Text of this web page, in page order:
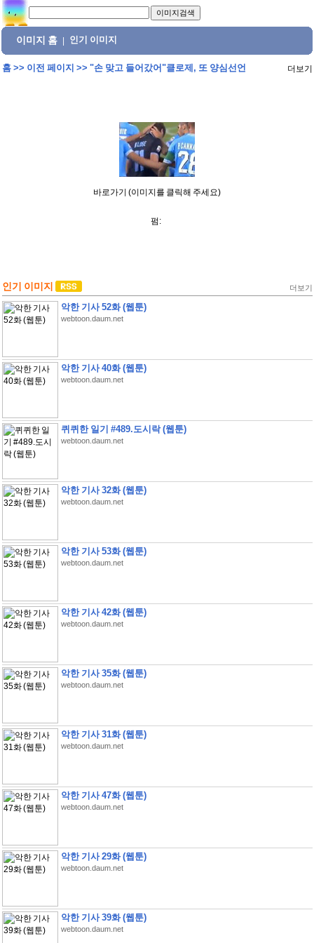
이미지 홈 인기 이미지
홈>> 이전 페이지 >> "손 맞고 들어갔어"클로제, 또 양심선언 더보기
바로가기 (이미지를 클릭해 주세요)
펌:
인기 이미지 더보기
악한 기사 52화 (웹툰)
webtoon.daum.net
악한 기사 40화 (웹툰)
webtoon.daum.net
퀴퀴한 일기 #489.도시락 (웹툰)
webtoon.daum.net
악한 기사 32화 (웹툰)
webtoon.daum.net
악한 기사 53화 (웹툰)
webtoon.daum.net
악한 기사 42화 (웹툰)
webtoon.daum.net
악한 기사 35화 (웹툰)
webtoon.daum.net
악한 기사 31화 (웹툰)
webtoon.daum.net
악한 기사 47화 (웹툰)
webtoon.daum.net
악한 기사 29화 (웹툰)
webtoon.daum.net
악한 기사 39화 (웹툰)
webtoon.daum.net